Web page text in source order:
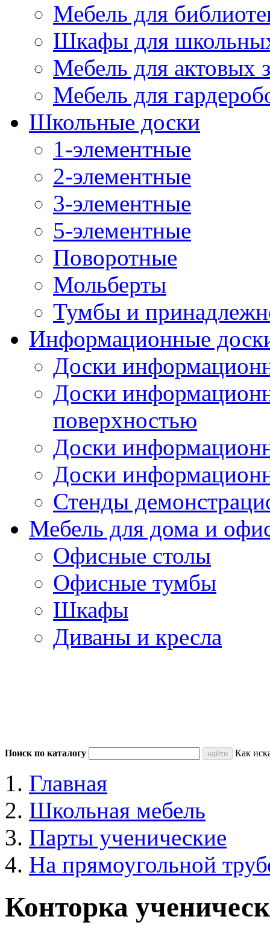
Мебель для
Шкафы для
Мебель для актовых
Мебель для
Школьные доски
1-элементные
2-элементные
3-элементные
5-элементные
Поворотные
Мольберты
Тумбы и
Информационные
Доски
Доски
поверхностью
Доски
Доски
Стенды
Мебель для дома и
Офисные столы
Офисные тумбы
Шкафы
Диваны и кресла
Поиск по каталогу Как
Главная
Школьная мебель
Парты ученические
На прямоугольной
Конторка